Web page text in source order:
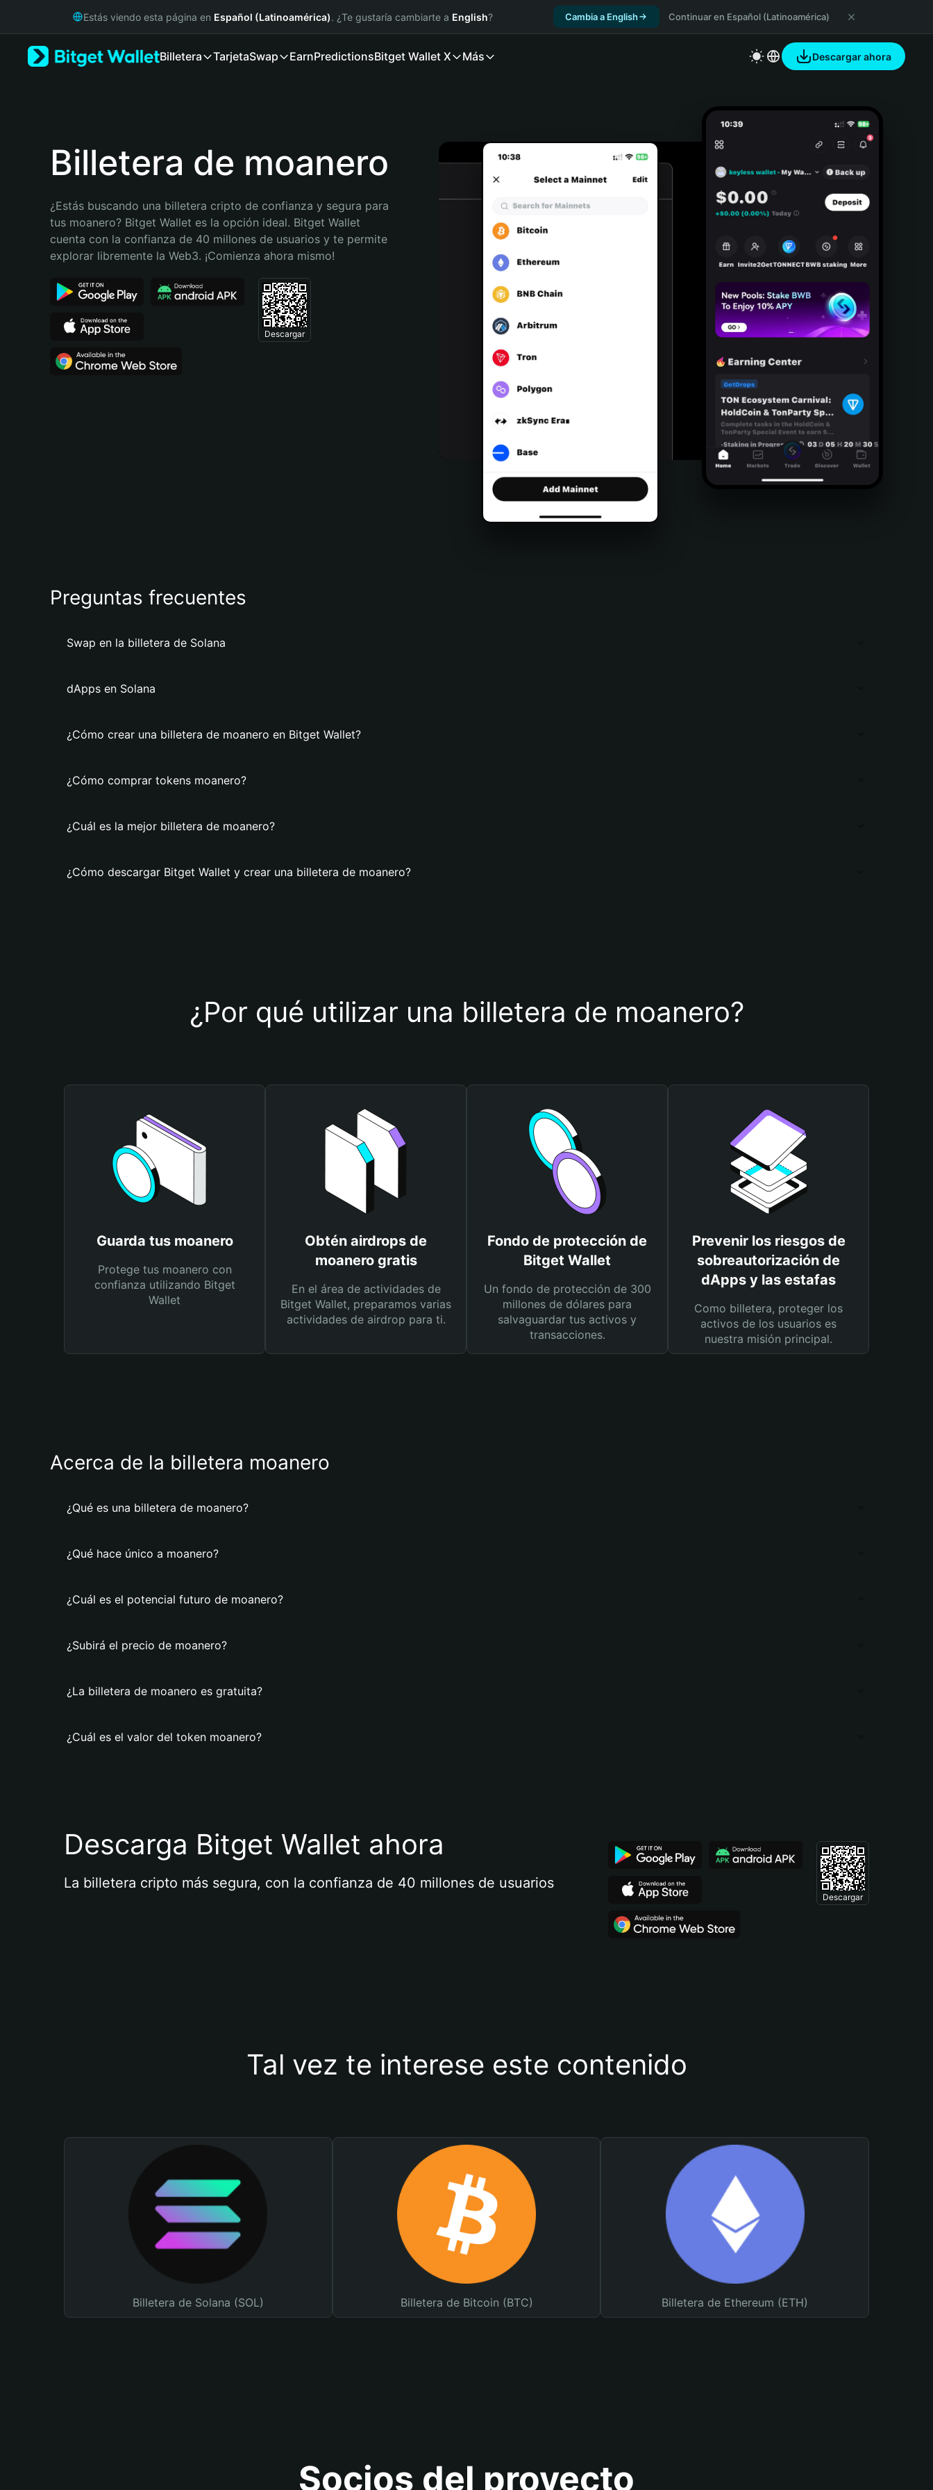
Русский
Bahasa Indonesia
Português (Brasil)
Estás viendo esta página en Español (Latinoamérica). ¿Te gustaría cambiarte a English? Cambia a English Continuar en Español (Latinoamérica)
Billetera TarjetaSwap EarnPredictionsBitget Wallet X Más Descargar ahora
Billetera de moanero
¿Estás buscando una billetera cripto de confianza y segura para
tus moanero? Bitget Wallet es la opción ideal. Bitget Wallet
cuenta con la confianza de 40 millones de usuarios y te permite
explorar libremente la Web3. ¡Comienza ahora mismo!
Descargar
Preguntas frecuentes
Swap en la billetera de Solana
dApps en Solana
¿Cómo crear una billetera de moanero en Bitget Wallet?
¿Cómo comprar tokens moanero?
¿Cuál es la mejor billetera de moanero?
¿Cómo descargar Bitget Wallet y crear una billetera de moanero?
¿Por qué utilizar una billetera de moanero?
Guarda tus moanero
Protege tus moanero con
confianza utilizando Bitget
Wallet
Obtén airdrops de
moanero gratis
En el área de actividades de
Bitget Wallet, preparamos varias
actividades de airdrop para ti.
Fondo de protección de
Bitget Wallet
Un fondo de protección de 300
millones de dólares para
salvaguardar tus activos y
transacciones.
Prevenir los riesgos de
sobreautorización de
dApps y las estafas
Como billetera, proteger los
activos de los usuarios es
nuestra misión principal.
Acerca de la billetera moanero
¿Qué es una billetera de moanero?
¿Qué hace único a moanero?
¿Cuál es el potencial futuro de moanero?
¿Subirá el precio de moanero?
¿La billetera de moanero es gratuita?
¿Cuál es el valor del token moanero?
Descarga Bitget Wallet ahora
La billetera cripto más segura, con la confianza de 40 millones de usuarios
Descargar
Tal vez te interese este contenido
Billetera de Solana (SOL) Billetera de Bitcoin (BTC) Billetera de Ethereum (ETH)
Socios del proyecto